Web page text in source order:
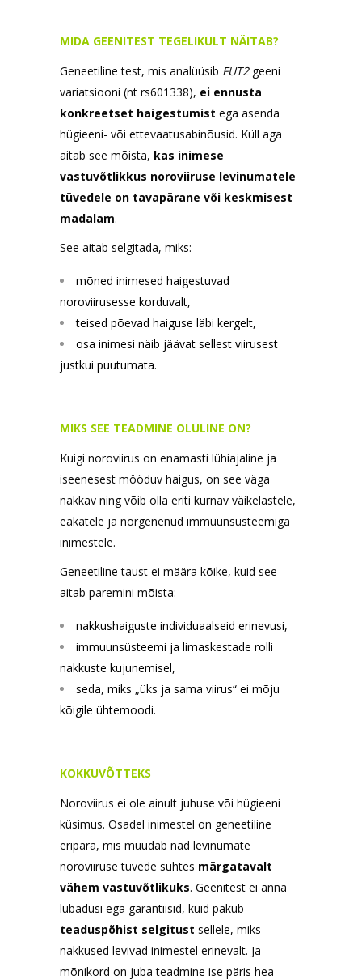
MIDA GEENITEST TEGELIKULT NÄITAB?
Geneetiline test, mis analüüsib FUT2geeni
variatsiooni (nt rs601338), ei ennusta
konkreetset haigestumist ega asenda
hügieeni- või ettevaatusabinõusid. Küll aga
aitab see mõista, kas inimese
vastuvõtlikkus noroviiruse levinumatele
tüvedele on tavapärane või keskmisest
madalam.
See aitab selgitada, miks:
mõned inimesed haigestuvad
noroviirusesse korduvalt,
teised põevad haiguse läbi kergelt,
osa inimesi näib jäävat sellest viirusest
justkui puutumata.
MIKS SEE TEADMINE OLULINE ON?
Kuigi noroviirus on enamasti lühiajaline ja
iseenesest mööduv haigus, on see väga
nakkav ning võib olla eriti kurnav väikelastele,
eakatele ja nõrgenenud immuunsüsteemiga
inimestele.
Geneetiline taust ei määra kõike, kuid see
aitab paremini mõista:
nakkushaiguste individuaalseid erinevusi,
immuunsüsteemi ja limaskestade rolli
nakkuste kujunemisel,
seda, miks „üks ja sama viirus“ ei mõju
kõigile ühtemoodi.
KOKKUVÕTTEKS
Noroviirus ei ole ainult juhuse või hügieeni
küsimus. Osadel inimestel on geneetiline
eripära, mis muudab nad levinumate
noroviiruse tüvede suhtes märgatavalt
vähem vastuvõtlikuks. Geenitest ei anna
lubadusi ega garantiisid, kuid pakub
teaduspõhist selgitust sellele, miks
nakkused levivad inimestel erinevalt. Ja
mõnikord on juba teadmine ise päris hea